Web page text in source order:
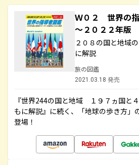
Ｗ０２ 世界の
～２０２２年版
２０８の国と地域
に解説
旅の図鑑
2021.03.18 発売
『世界244の国と地域 １９７ヵ国と
もに解説』に続く、「地球の歩き方」
登場！